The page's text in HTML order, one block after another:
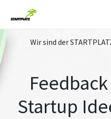
Wir sind der
Startup